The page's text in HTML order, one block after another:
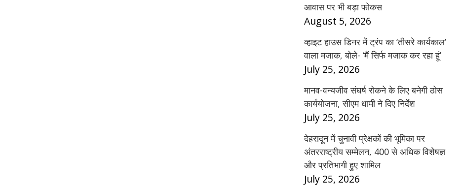
आवास पर भी बड़ा फोकस
August 5, 2026
व्हाइट हाउस डिनर में ट्रंप का ‘तीसरे कार्यकाल’
वाला मजाक, बोले- ‘मैं सिर्फ मजाक कर रहा हूं’
July 25, 2026
मानव-वन्यजीव संघर्ष रोकने के लिए बनेगी ठोस
कार्ययोजना, सीएम धामी ने दिए निर्देश
July 25, 2026
देहरादून में चुनावी प्रेक्षकों की भूमिका पर
अंतरराष्ट्रीय सम्मेलन, 400 से अधिक विशेषज्ञ
और प्रतिभागी हुए शामिल
July 25, 2026